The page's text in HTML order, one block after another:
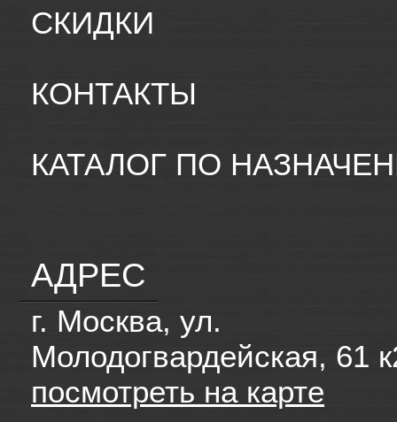
СКИДКИ
КОНТАКТЫ
КАТАЛОГ ПО
АДРЕС
г. Москва, ул.
Молодогвардейская, 61
посмотреть на карте